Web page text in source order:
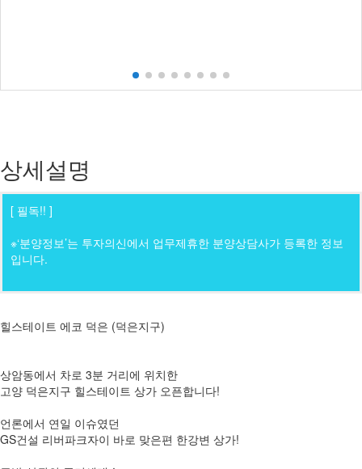
상세설명
[ 필독!! ]
※‘분양정보’는 투자의신에서 업무제휴한 분양상담사가 등록한 정보
입니다.
힐스테이트 에코 덕은 (덕은지구)
상암동에서 차로 3분 거리에 위치한
고양 덕은지구 힐스테이트 상가 오픈합니다!
언론에서 연일 이슈였던
GS건설 리버파크자이 바로 맞은편 한강변 상가!